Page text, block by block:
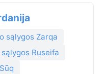
sąlygos Zarqa
sąlygos Ruseifa